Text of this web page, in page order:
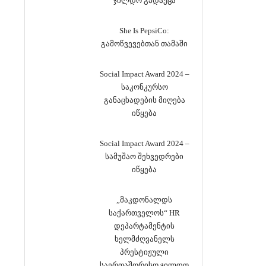
She Is PepsiCo:
გამოწვევებთან თამაში
Social Impact Award 2024 –
საკონკურსო
განაცხადების მიღება
იწყება
Social Impact Award 2024 –
სამუშაო შეხვედრები
იწყება
„მაკდონალდს
საქართველოს“ HR
დეპარტამენტის
ხელმძღვანელს
პრესტიჟული